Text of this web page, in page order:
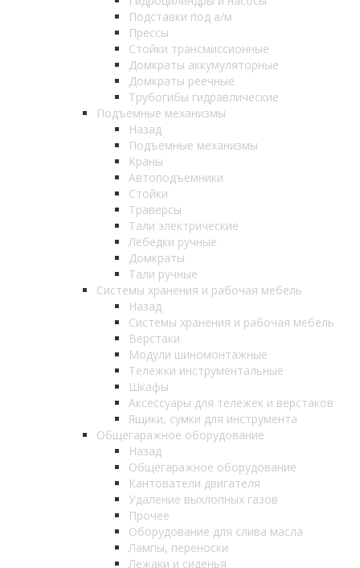
Подставки под а/м
Прессы
Стойки трансмиссионные
Домкраты аккумуляторные
Домкраты реечные
Трубогибы гидравлические
Подъемные механизмы
Назад
Подъемные механизмы
Краны
Автоподъемники
Стойки
Траверсы
Тали электрические
Лебедки ручные
Домкраты
Тали ручные
Системы хранения и рабочая мебель
Назад
Системы хранения и рабочая мебель
Верстаки
Модули шиномонтажные
Тележки инструментальные
Шкафы
Аксессуары для тележек и верстаков
Ящики, сумки для инструмента
Общегаражное оборудование
Назад
Общегаражное оборудование
Кантователи двигателя
Удаление выхлопных газов
Прочее
Оборудование для слива масла
Лампы, переноски
Лежаки и сиденья